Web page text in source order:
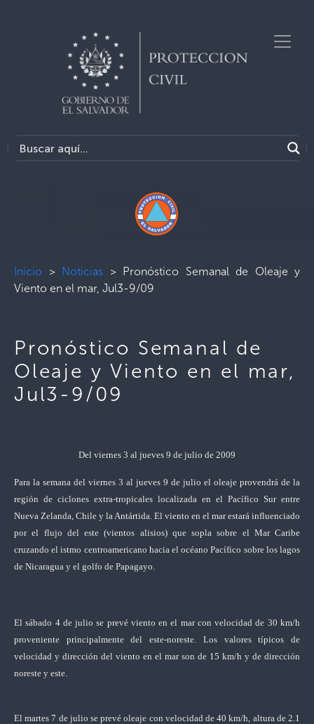
Inicio > Noticias > Pronóstico Semanal de Oleaje y
Viento en el mar, Jul3-9/09
Pronóstico Semanal de
Oleaje y Viento en el mar,
Jul3-9/09
Del viernes 3 al jueves 9 de julio de 2009
Para la semana del viernes 3 al jueves 9 de julio el oleaje provendrá de la
región de ciclones extra-tropicales localizada en el Pacífico Sur entre
Nueva Zelanda, Chile y la Antártida. El viento en el mar estará influenciado
por el flujo del este (vientos alisios) que sopla sobre el Mar Caribe
cruzando el istmo centroamericano hacia el océano Pacífico sobre los lagos
de Nicaragua y el golfo de Papagayo.
El sábado 4 de julio se prevé viento en el mar con velocidad de 30 km/h
proveniente principalmente del este-noreste. Los valores típicos de
velocidad y dirección del viento en el mar son de 15 km/h y de dirección
noreste y este.
El martes 7 de julio se prevé oleaje con velocidad de 40 km/h, altura de 2.1